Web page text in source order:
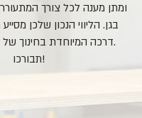
ומתן מענה לכל צורך
בגן. הליווי הנכון שלכן
דרכה המיוחדת בחינוך של מריה מונטסורי.
תבורכו!